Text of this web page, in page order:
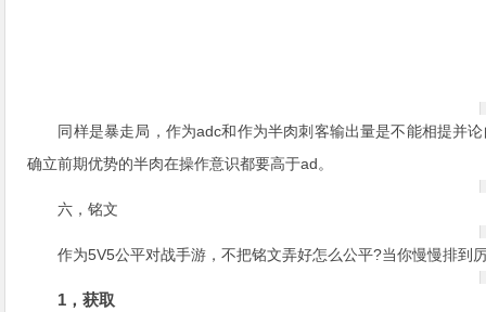
同样是暴走局，作为adc和作为半肉刺客输出量是不能相提并
确立前期优势的半肉在操作意识都要高于ad。
六，铭文
作为5V5公平对战手游，不把铭文弄好怎么公平?当你慢慢排
1，获取